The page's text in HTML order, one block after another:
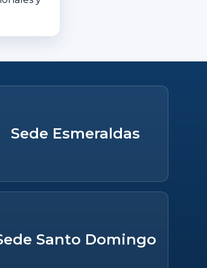
Sede Esmeraldas
Santo Domingo